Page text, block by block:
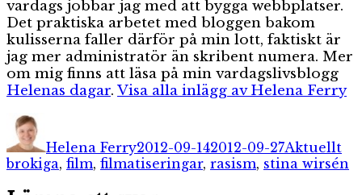
vardags jobbar jag med att bygga webbplatser.
Det praktiska arbetet med bloggen bakom
kulisserna faller därför på min lott, faktiskt är
jag mer administratör än skribent numera. Mer
om mig finns att läsa på min vardagslivsblogg
Helenas dagar. Visa alla inlägg av Helena Ferry
Helena Ferry2012-09-142012-09-27Aktuellt
brokiga, film, filmatiseringar, rasism, stina wirsén